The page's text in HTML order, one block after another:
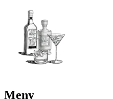
Meny